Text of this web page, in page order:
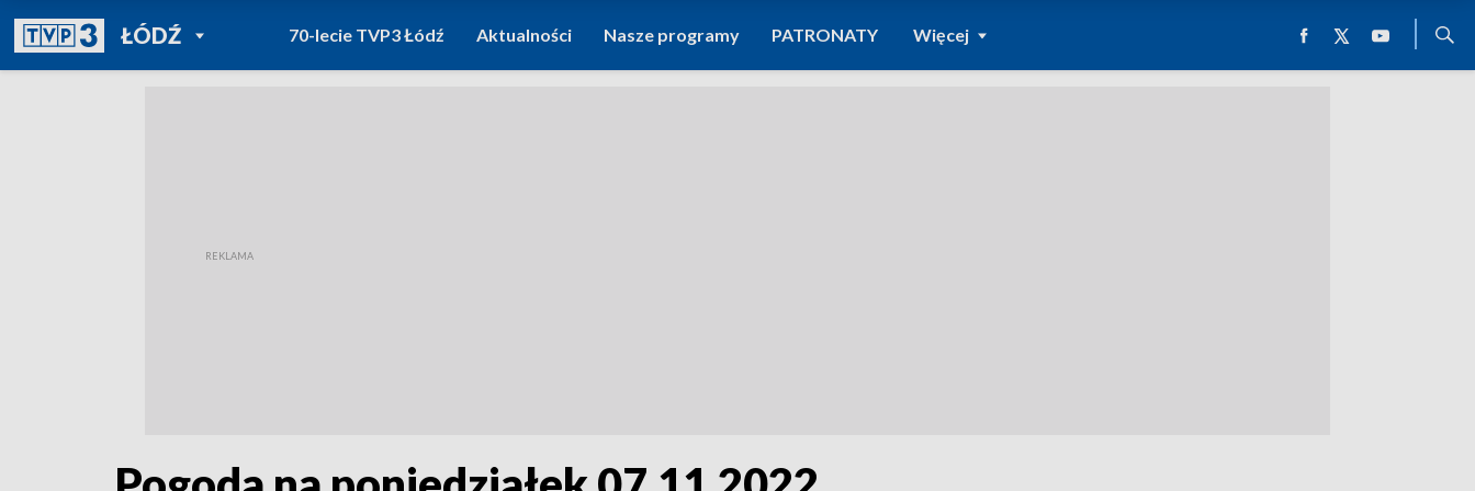
ŁÓDŹPOWRÓT DO
TVP REGIONY
70-lecie TVP3 Łódź Aktualności Nasze programy PATRONATY Więcej